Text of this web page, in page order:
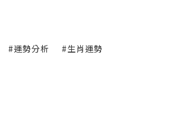
#運勢分析 #生肖運勢